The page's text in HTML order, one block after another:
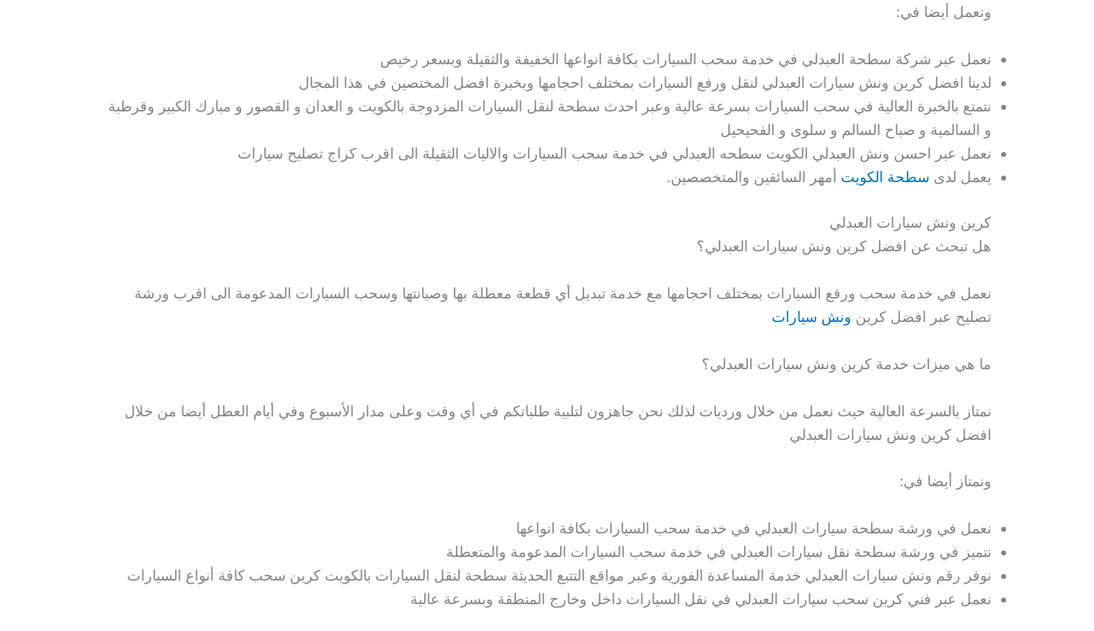
ونعمل أيضا في:
نعمل عبر شركة سطحة العبدلي في خدمة سحب السيارات بكافة انواعها الخفيفة والثقيلة وبسعر رخيص
لدينا افضل كرين ونش سيارات العبدلي لنقل ورفع السيارات بمختلف احجامها وبخبرة افضل المختصين في هذا المجال
نتمتع بالخبرة العالية في سحب السيارات بسرعة عالية وعبر احدث سطحة لنقل السيارات المزدوجة بالكويت و العدان و القصور و مبارك الكبير وقرطبة
و السالمية و صباح السالم و سلوى و الفحيحيل
نعمل عبر احسن ونش العبدلي الكويت سطحه العبدلي في خدمة سحب السيارات والاليات الثقيلة الى اقرب كراج تصليح سيارات
يعمل لدى سطحة الكويت أمهر السائقين والمتخصصين.
كرين ونش سيارات العبدلي
هل تبحث عن افضل كرين ونش سيارات العبدلي؟
نعمل في خدمة سحب ورفع السيارات بمختلف احجامها مع خدمة تبديل أي قطعة معطلة بها وصيانتها وسحب السيارات المدعومة الى اقرب ورشة
تصليح عبر افضل كرين ونش سيارات
ما هي ميزات خدمة كرين ونش سيارات العبدلي؟
نمتاز بالسرعة العالية حيث نعمل من خلال ورديات لذلك نحن جاهزون لتلبية طلباتكم في أي وقت وعلى مدار الأسبوع وفي أيام العطل أيضا من خلال
افضل كرين ونش سيارات العبدلي
ونمتاز أيضا في:
نعمل في ورشة سطحة سيارات العبدلي في خدمة سحب السيارات بكافة انواعها
نتميز في ورشة سطحة نقل سيارات العبدلي في خدمة سحب السيارات المدعومة والمتعطلة
نوفر رقم ونش سيارات العبدلي خدمة المساعدة الفورية وعبر مواقع التتبع الحديثة سطحة لنقل السيارات بالكويت كرين سحب كافة أنواع السيارات
نعمل عبر فني كرين سحب سيارات العبدلي في نقل السيارات داخل وخارج المنطقة وبسرعة عالية